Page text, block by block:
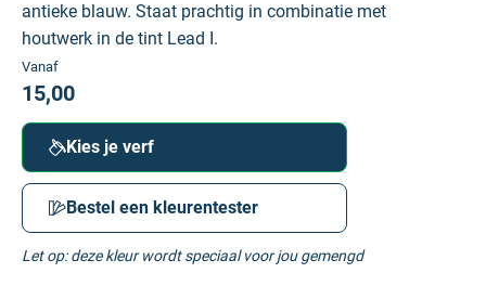
antieke blauw. Staat prachtig in combinatie met
houtwerk in de tint Lead I.
Vanaf
15,00
Kies je verf
Bestel een kleurentester
Let op: deze kleur wordt speciaal voor jou gemengd